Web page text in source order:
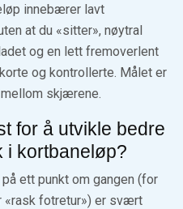
innebærer lavt
at du «sitter», nøytral
og en lett fremoverlent
og kontrollerte. Målet er
skjærene.
for å utvikle bedre
kortbaneløp?
ett punkt om gangen (for
«rask fotretur») er svært